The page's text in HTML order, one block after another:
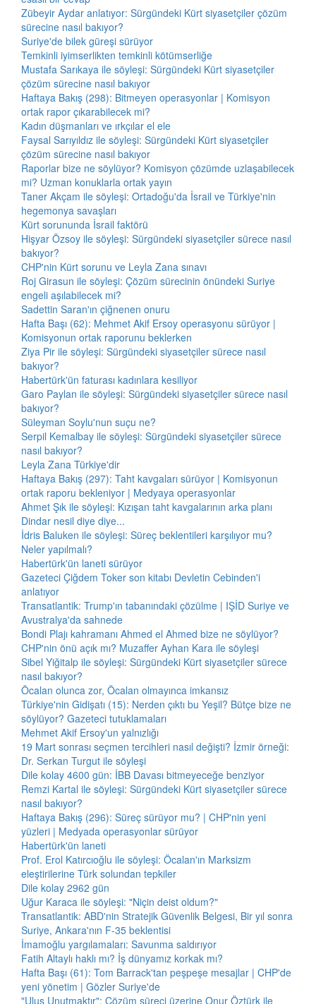
Zübeyir Aydar anlatıyor: Sürgündeki Kürt siyasetçiler çözüm
sürecine nasıl bakıyor?
Suriye'de bilek güreşi sürüyor
Temkinli iyimserlikten temkinli kötümserliğe
Mustafa Sarıkaya ile söyleşi: Sürgündeki Kürt siyasetçiler
çözüm sürecine nasıl bakıyor
Haftaya Bakış (298): Bitmeyen operasyonlar | Komisyon
ortak rapor çıkarabilecek mi?
Kadın düşmanları ve ırkçılar el ele
Faysal Sarıyıldız ile söyleşi: Sürgündeki Kürt siyasetçiler
çözüm sürecine nasıl bakıyor
Raporlar bize ne söylüyor? Komisyon çözümde uzlaşabilecek
mi? Uzman konuklarla ortak yayın
Taner Akçam ile söyleşi: Ortadoğu'da İsrail ve Türkiye'nin
hegemonya savaşları
Kürt sorununda İsrail faktörü
Hişyar Özsoy ile söyleşi: Sürgündeki siyasetçiler sürece nasıl
bakıyor?
CHP'nin Kürt sorunu ve Leyla Zana sınavı
Roj Girasun ile söyleşi: Çözüm sürecinin önündeki Suriye
engeli aşılabilecek mi?
Sadettin Saran'ın çiğnenen onuru
Hafta Başı (62): Mehmet Akif Ersoy operasyonu sürüyor |
Komisyonun ortak raporunu beklerken
Ziya Pir ile söyleşi: Sürgündeki siyasetçiler sürece nasıl
bakıyor?
Habertürk'ün faturası kadınlara kesiliyor
Garo Paylan ile söyleşi: Sürgündeki siyasetçiler sürece nasıl
bakıyor?
Süleyman Soylu'nun suçu ne?
Serpil Kemalbay ile söyleşi: Sürgündeki siyasetçiler sürece
nasıl bakıyor?
Leyla Zana Türkiye'dir
Haftaya Bakış (297): Taht kavgaları sürüyor | Komisyonun
ortak raporu bekleniyor | Medyaya operasyonlar
Ahmet Şık ile söyleşi: Kızışan taht kavgalarının arka planı
Dindar nesil diye diye...
İdris Baluken ile söyleşi: Süreç beklentileri karşılıyor mu?
Neler yapılmalı?
Habertürk'ün laneti sürüyor
Gazeteci Çiğdem Toker son kitabı Devletin Cebinden'i
anlatıyor
Transatlantik: Trump'ın tabanındaki çözülme | IŞİD Suriye ve
Avustralya'da sahnede
Bondi Plajı kahramanı Ahmed el Ahmed bize ne söylüyor?
CHP'nin önü açık mı? Muzaffer Ayhan Kara ile söyleşi
Sibel Yiğitalp ile söyleşi: Sürgündeki Kürt siyasetçiler sürece
nasıl bakıyor?
Öcalan olunca zor, Öcalan olmayınca imkansız
Türkiye'nin Gidişatı (15): Nerden çıktı bu Yeşil? Bütçe bize ne
söylüyor? Gazeteci tutuklamaları
Mehmet Akif Ersoy'un yalnızlığı
19 Mart sonrası seçmen tercihleri nasıl değişti? İzmir örneği:
Dr. Serkan Turgut ile söyleşi
Dile kolay 4600 gün: İBB Davası bitmeyeceğe benziyor
Remzi Kartal ile söyleşi: Sürgündeki Kürt siyasetçiler sürece
nasıl bakıyor?
Haftaya Bakış (296): Süreç sürüyor mu? | CHP'nin yeni
yüzleri | Medyada operasyonlar sürüyor
Habertürk'ün laneti
Prof. Erol Katırcıoğlu ile söyleşi: Öcalan'ın Marksizm
eleştirilerine Türk solundan tepkiler
Dile kolay 2962 gün
Uğur Karaca ile söyleşi: "Niçin deist oldum?"
Transatlantik: ABD'nin Stratejik Güvenlik Belgesi, Bir yıl sonra
Suriye, Ankara'nın F-35 beklentisi
İmamoğlu yargılamaları: Savunma saldırıyor
Fatih Altaylı haklı mı? İş dünyamız korkak mı?
Hafta Başı (61): Tom Barrack'tan peşpeşe mesajlar | CHP'de
yeni yönetim | Gözler Suriye'de
"Ulus Unutmaktır": Çözüm süreci üzerine Onur Öztürk ile